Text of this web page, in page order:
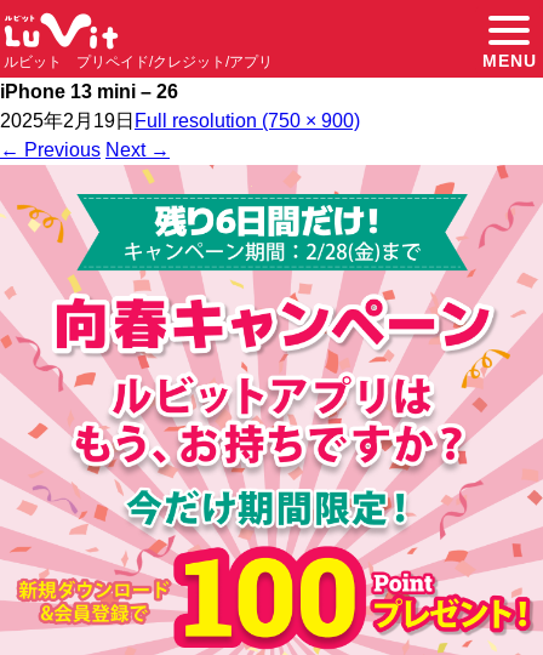
ルビット プリペイド/クレジット/アプリ MENU
iPhone 13 mini – 26
2025年2月19日 Full resolution (750 × 900)
← Previous Next →